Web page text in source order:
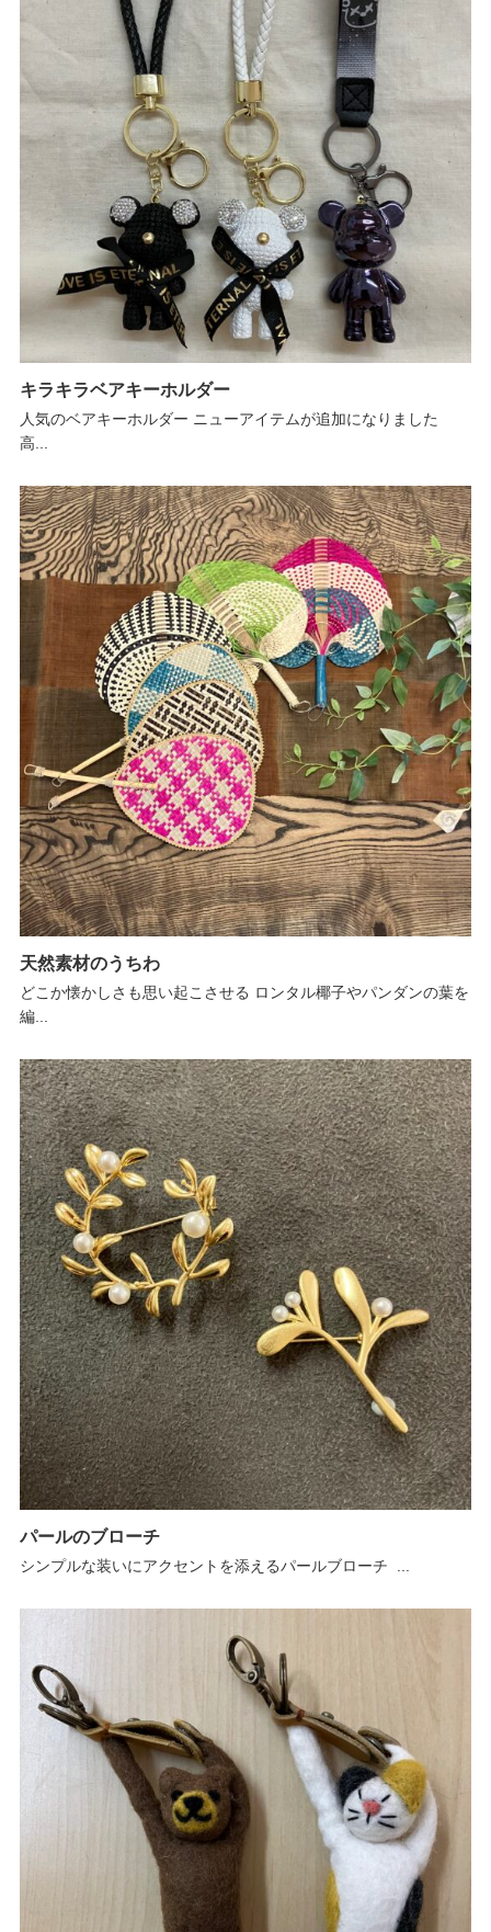
キラキラベアキーホルダー
人気のベアキーホルダー ニューアイテムが追加になりました
高...
天然素材のうちわ
どこか懐かしさも思い起こさせる ロンタル椰子やパンダンの葉を
編...
パールのブローチ
シンプルな装いにアクセントを添えるパールブローチ ...